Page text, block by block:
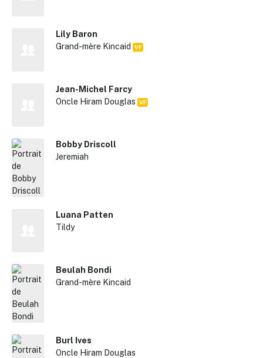
Lily Baron
Grand-mère Kincaid VF
Jean-Michel Farcy
Oncle Hiram Douglas VF
Bobby Driscoll
Jeremiah
Luana Patten
Tildy
Beulah Bondi
Grand-mère Kincaid
Burl Ives
Oncle Hiram Douglas